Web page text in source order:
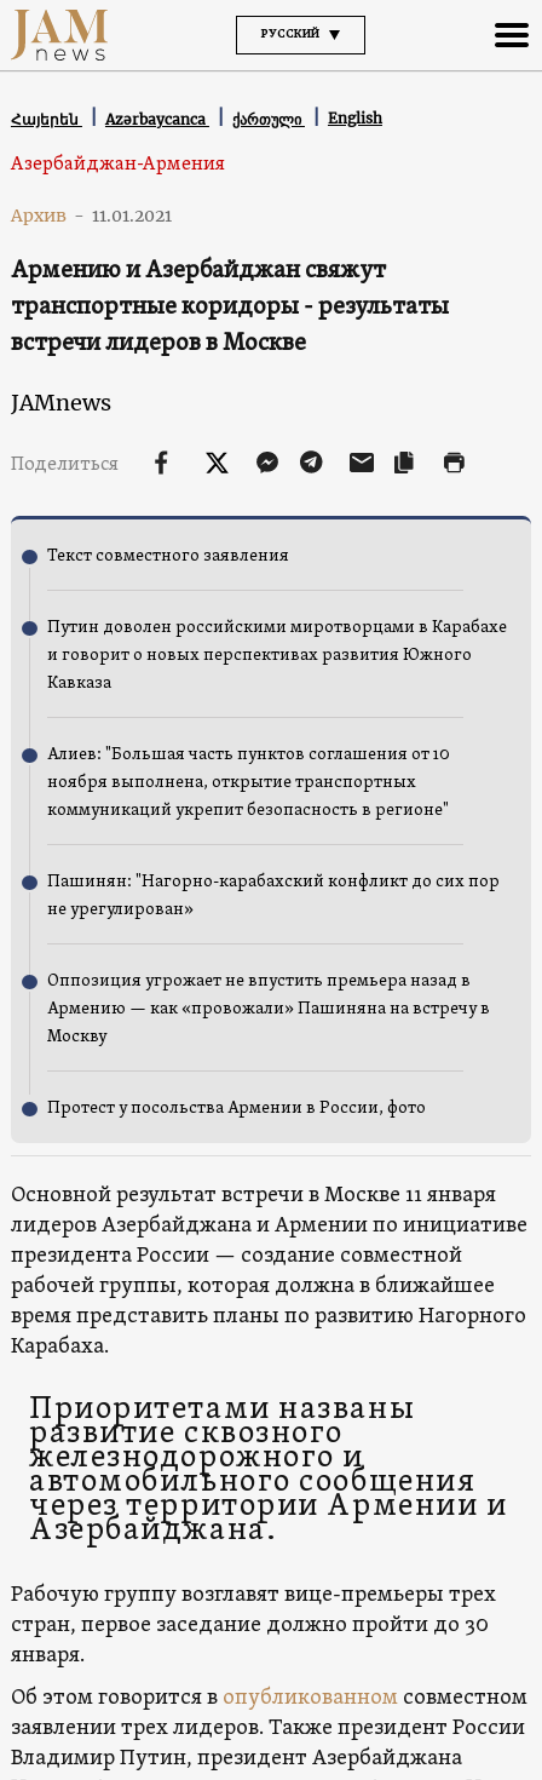
РУССКИЙ
Հայերեն Azərbaycanca ქართული English
Азербайджан-Армения
Архив - 11.01.2021
Армению и Азербайджан свяжут
транспортные коридоры - результаты
встречи лидеров в Москве
JAMnews
Поделиться
Текст совместного заявления
Путин доволен российскими миротворцами в Карабахе
и говорит о новых перспективах развития Южного
Кавказа
Алиев: "Большая часть пунктов соглашения от 10
ноября выполнена, открытие транспортных
коммуникаций укрепит безопасность в регионе"
Пашинян: "Нагорно-карабахский конфликт до сих пор
не урегулирован»
Оппозиция угрожает не впустить премьера назад в
Армению — как «провожали» Пашиняна на встречу в
Москву
Протест у посольства Армении в России, фото
Основной результат встречи в Москве 11 января
лидеров Азербайджана и Армении по инициативе
президента России — создание совместной
рабочей группы, которая должна в ближайшее
время представить планы по развитию Нагорного
Карабаха.
Приоритетами названы
развитие сквозного
железнодорожного и
автомобильного сообщения
через территории Армении и
Азербайджана.
Рабочую группу возглавят вице-премьеры трех
стран, первое заседание должно пройти до 30
января.
Об этом говорится в опубликованномсовместном
заявлении трех лидеров. Также президент России
Владимир Путин, президент Азербайджана